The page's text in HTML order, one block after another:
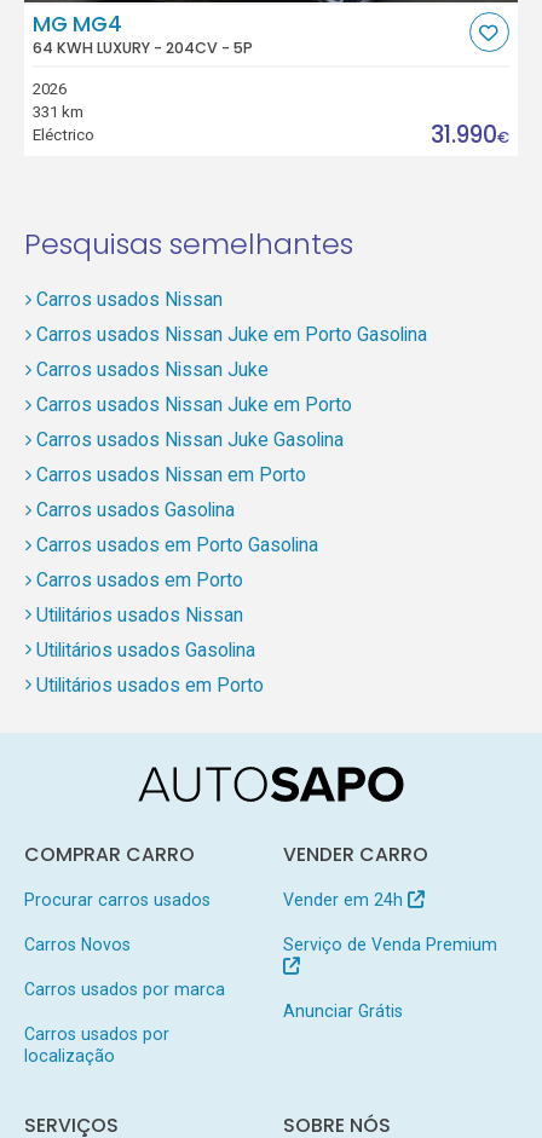
MG MG4
64 KWH LUXURY - 204CV - 5P
2026
331 km
Eléctrico
31.990€
Pesquisas semelhantes
Carros usados Nissan
Carros usados Nissan Juke em Porto Gasolina
Carros usados Nissan Juke
Carros usados Nissan Juke em Porto
Carros usados Nissan Juke Gasolina
Carros usados Nissan em Porto
Carros usados Gasolina
Carros usados em Porto Gasolina
Carros usados em Porto
Utilitários usados Nissan
Utilitários usados Gasolina
Utilitários usados em Porto
COMPRAR CARRO
Procurar carros usados
Carros Novos
Carros usados por marca
Carros usados por
localização
VENDER CARRO
Vender em 24h
Serviço de Venda Premium
Anunciar Grátis
SERVIÇOS SOBRE NÓS